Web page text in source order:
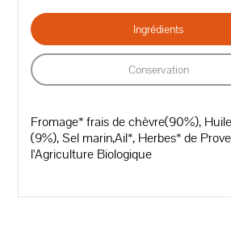
Ingrédients
Conservation
Fromage* frais de chèvre(90%),
(9%), Sel marin,Ail*, Herbes* de
l'Agriculture Biologique